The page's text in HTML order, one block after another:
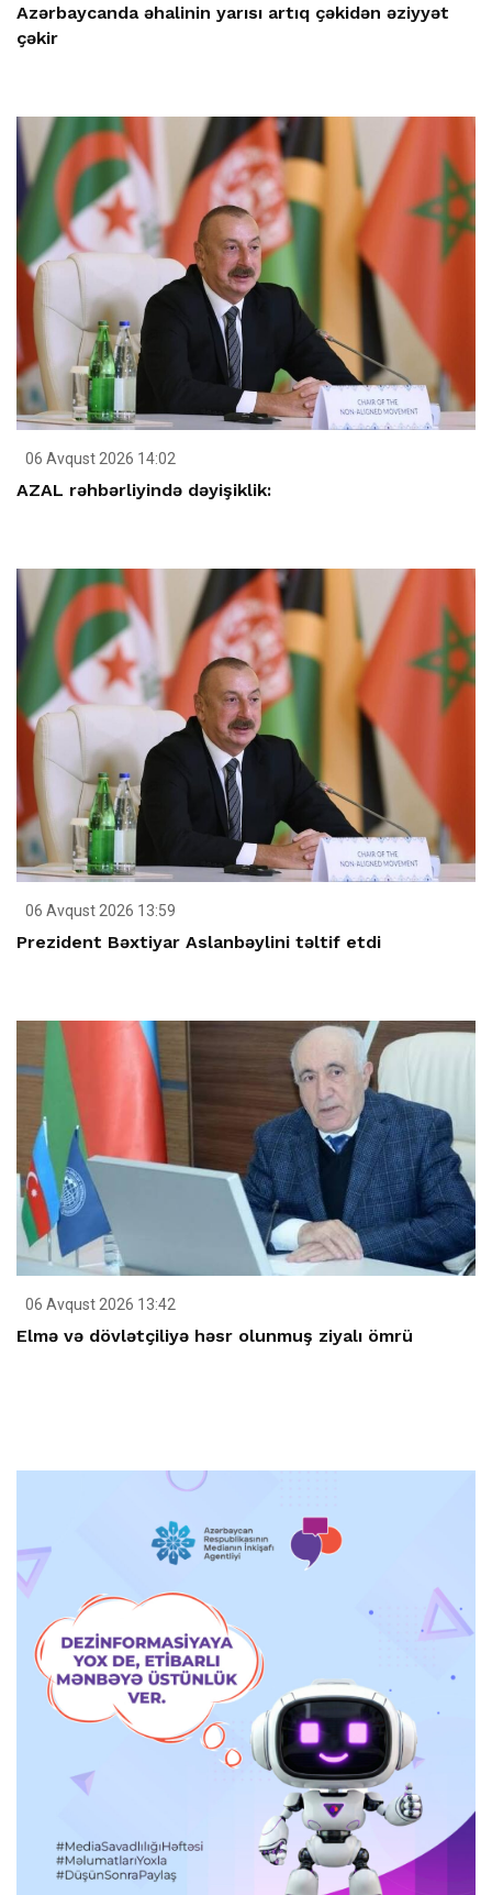
Azərbaycanda əhalinin yarısı artıq çəkidən əziyyət
çəkir
06 Avqust 2026 14:02
AZAL rəhbərliyində dəyişiklik:
06 Avqust 2026 13:59
Prezident Bəxtiyar Aslanbəylini təltif etdi
06 Avqust 2026 13:42
Elmə və dövlətçiliyə həsr olunmuş ziyalı ömrü